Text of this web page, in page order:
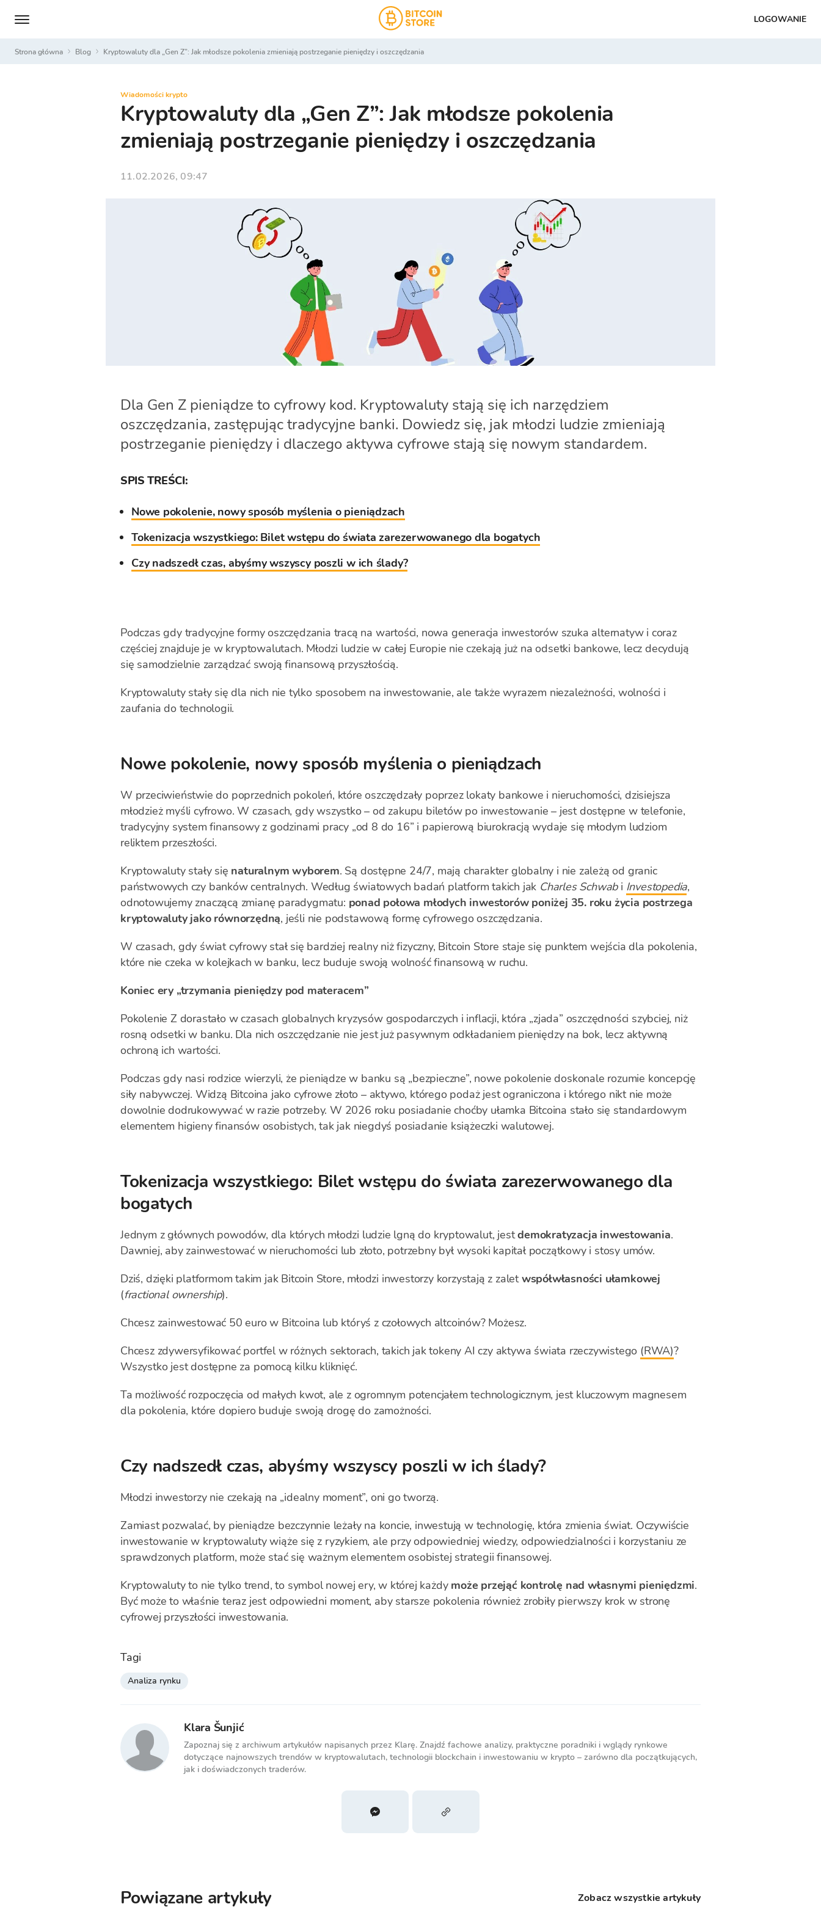
LOGOWANIE
Strona główna Blog Kryptowaluty dla „Gen Z”: Jak młodsze pokolenia zmieniają postrzeganie pieniędzy i oszczędzania
Wiadomości krypto
Kryptowaluty dla „Gen Z”: Jak młodsze pokolenia
zmieniają postrzeganie pieniędzy i oszczędzania
11.02.2026, 09:47
Dla Gen Z pieniądze to cyfrowy kod. Kryptowaluty stają się ich narzędziem
oszczędzania, zastępując tradycyjne banki. Dowiedz się, jak młodzi ludzie zmieniają
postrzeganie pieniędzy i dlaczego aktywa cyfrowe stają się nowym standardem.
SPIS TREŚCI:
Nowe pokolenie, nowy sposób myślenia o pieniądzach
Tokenizacja wszystkiego: Bilet wstępu do świata zarezerwowanego dla bogatych
Czy nadszedł czas, abyśmy wszyscy poszli w ich ślady?
Podczas gdy tradycyjne formy oszczędzania tracą na wartości, nowa generacja inwestorów szuka alternatyw i coraz
częściej znajduje je w kryptowalutach. Młodzi ludzie w całej Europie nie czekają już na odsetki bankowe, lecz decydują
się samodzielnie zarządzać swoją finansową przyszłością.
Kryptowaluty stały się dla nich nie tylko sposobem na inwestowanie, ale także wyrazem niezależności, wolności i
zaufania do technologii.
Nowe pokolenie, nowy sposób myślenia o pieniądzach
W przeciwieństwie do poprzednich pokoleń, które oszczędzały poprzez lokaty bankowe i nieruchomości, dzisiejsza
młodzież myśli cyfrowo. W czasach, gdy wszystko – od zakupu biletów po inwestowanie – jest dostępne w telefonie,
tradycyjny system finansowy z godzinami pracy „od 8 do 16” i papierową biurokracją wydaje się młodym ludziom
reliktem przeszłości.
Kryptowaluty stały się naturalnym wyborem. Są dostępne 24/7, mają charakter globalny i nie zależą od granic
państwowych czy banków centralnych. Według światowych badań platform takich jak Charles Schwabi Investopedia,
odnotowujemy znaczącą zmianę paradygmatu: ponad połowa młodych inwestorów poniżej 35. roku życia postrzega
kryptowaluty jako równorzędną, jeśli nie podstawową formę cyfrowego oszczędzania.
W czasach, gdy świat cyfrowy stał się bardziej realny niż fizyczny, Bitcoin Store staje się punktem wejścia dla pokolenia,
które nie czeka w kolejkach w banku, lecz buduje swoją wolność finansową w ruchu.
Koniec ery „trzymania pieniędzy pod materacem”
Pokolenie Z dorastało w czasach globalnych kryzysów gospodarczych i inflacji, która „zjada” oszczędności szybciej, niż
rosną odsetki w banku. Dla nich oszczędzanie nie jest już pasywnym odkładaniem pieniędzy na bok, lecz aktywną
ochroną ich wartości.
Podczas gdy nasi rodzice wierzyli, że pieniądze w banku są „bezpieczne”, nowe pokolenie doskonale rozumie koncepcję
siły nabywczej. Widzą Bitcoina jako cyfrowe złoto – aktywo, którego podaż jest ograniczona i którego nikt nie może
dowolnie dodrukowywać w razie potrzeby. W 2026 roku posiadanie choćby ułamka Bitcoina stało się standardowym
elementem higieny finansów osobistych, tak jak niegdyś posiadanie książeczki walutowej.
Tokenizacja wszystkiego: Bilet wstępu do świata zarezerwowanego dla
bogatych
Jednym z głównych powodów, dla których młodzi ludzie lgną do kryptowalut, jestdemokratyzacja inwestowania.
Dawniej, aby zainwestować w nieruchomości lub złoto, potrzebny był wysoki kapitał początkowy i stosy umów.
Dziś, dzięki platformom takim jak Bitcoin Store, młodzi inwestorzy korzystają z zaletwspółwłasności ułamkowej
(fractional ownership).
Chcesz zainwestować 50 euro w Bitcoina lub któryś z czołowych altcoinów? Możesz.
Chcesz zdywersyfikować portfel w różnych sektorach, takich jak tokeny AI czy aktywa świata rzeczywistego (RWA)?
Wszystko jest dostępne za pomocą kilku kliknięć.
Ta możliwość rozpoczęcia od małych kwot, ale z ogromnym potencjałem technologicznym, jest kluczowym magnesem
dla pokolenia, które dopiero buduje swoją drogę do zamożności.
Czy nadszedł czas, abyśmy wszyscy poszli w ich ślady?
Młodzi inwestorzy nie czekają na „idealny moment”, oni go tworzą.
Zamiast pozwalać, by pieniądze bezczynnie leżały na koncie, inwestują w technologię, która zmienia świat. Oczywiście
inwestowanie w kryptowaluty wiąże się z ryzykiem, ale przy odpowiedniej wiedzy, odpowiedzialności i korzystaniu ze
sprawdzonych platform, może stać się ważnym elementem osobistej strategii finansowej.
Kryptowaluty to nie tylko trend, to symbol nowej ery, w której każdy może przejąć kontrolę nad własnymi pieniędzmi.
Być może to właśnie teraz jest odpowiedni moment, aby starsze pokolenia również zrobiły pierwszy krok w stronę
cyfrowej przyszłości inwestowania.
Tagi
Analiza rynku
Klara Šunjić
Zapoznaj się z archiwum artykułów napisanych przez Klarę. Znajdź fachowe analizy, praktyczne poradniki i wglądy rynkowe
dotyczące najnowszych trendów w kryptowalutach, technologii blockchain i inwestowaniu w krypto – zarówno dla początkujących,
jak i doświadczonych traderów.
Powiązane artykuły Zobacz wszystkie artykuły